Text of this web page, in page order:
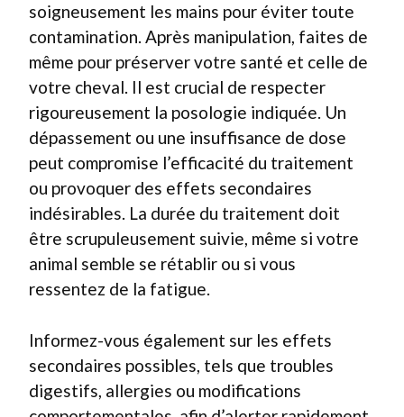
soigneusement les mains pour éviter toute
contamination. Après manipulation, faites de
même pour préserver votre santé et celle de
votre cheval. Il est crucial de respecter
rigoureusement la posologie indiquée. Un
dépassement ou une insuffisance de dose
peut compromise l’efficacité du traitement
ou provoquer des effets secondaires
indésirables. La durée du traitement doit
être scrupuleusement suivie, même si votre
animal semble se rétablir ou si vous
ressentez de la fatigue.
Informez-vous également sur les effets
secondaires possibles, tels que troubles
digestifs, allergies ou modifications